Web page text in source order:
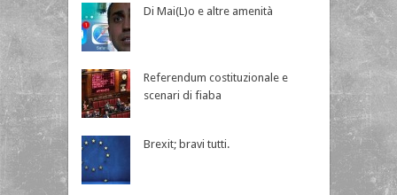
Di Mai(L)o e altre amenità
Referendum costituzionale e
scenari di fiaba
Brexit; bravi tutti.